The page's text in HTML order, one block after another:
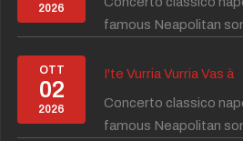
2026
famous Neapolitan
OTT
02
2026
I'te Vurria Vurria Vas à
Concerto classico
famous Neapolitan